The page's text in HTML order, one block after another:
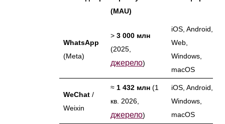
(MAU)
WhatsApp
(Meta)
>3 000 млн
(2025,
джерело)
iOS, Android,
Web,
Windows,
macOS
WeChat /
Weixin
≈1 432 млн (1
кв. 2026,
джерело)
iOS, Android,
Windows,
macOS